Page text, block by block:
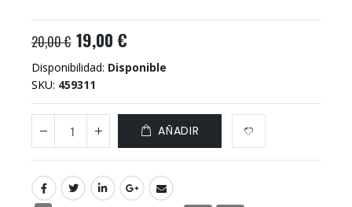
20,00 € 19,00 €
Disponibilidad: Disponible
SKU 459311
AÑADIR